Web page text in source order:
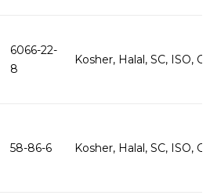
6066-22-
8
Kosher, Halal, SC, ISO,
58-86-6 Kosher, Halal, SC, ISO,